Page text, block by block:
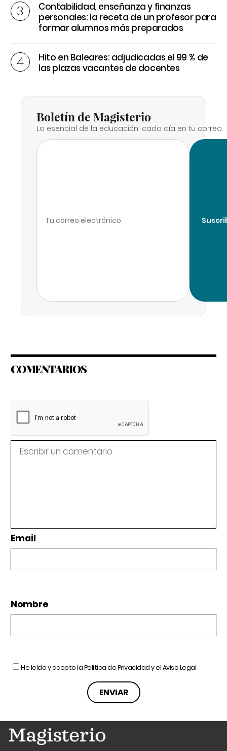
Contabilidad, enseñanza y finanzas
personales: la receta de un profesor para
formar alumnos más preparados
Hito en Baleares: adjudicadas el 99 % de
las plazas vacantes de docentes
Boletín de Magisterio
Lo esencial de la educación, cada día en tu correo.
COMENTARIOS
Email
Nombre
He leído y acepto laPolítica de Privacidady elAviso Legal